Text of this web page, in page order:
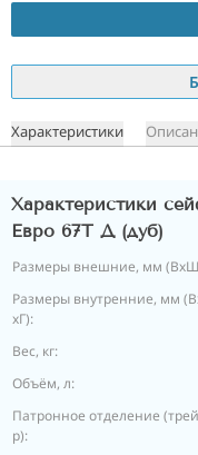
Характеристики
Характеристики
Евро 67Т Д (дуб)
Размеры внешние, мм
Размеры внутренние, мм
хГ):
Вес, кг:
Объём, л:
Патронное отделение
р):